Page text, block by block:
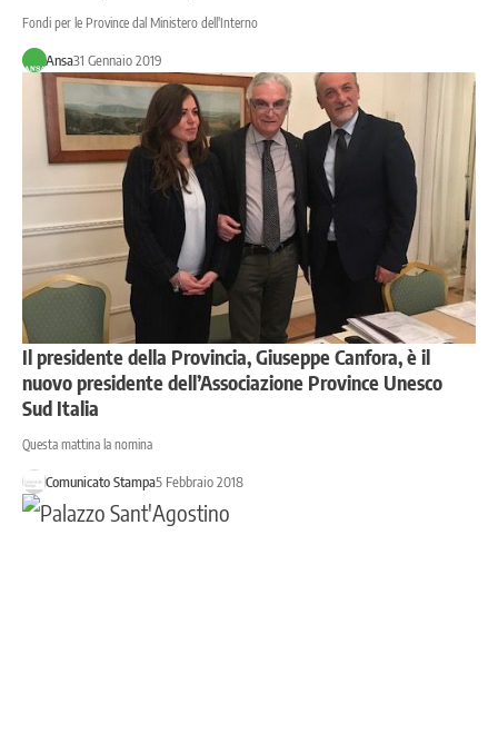
Fondi per le Province dal Ministero dell'Interno
Ansa31 Gennaio 2019
Il presidente della Provincia, Giuseppe Canfora, è il
nuovo presidente dell’Associazione Province Unesco
Sud Italia
Questa mattina la nomina
Comunicato Stampa5 Febbraio 2018